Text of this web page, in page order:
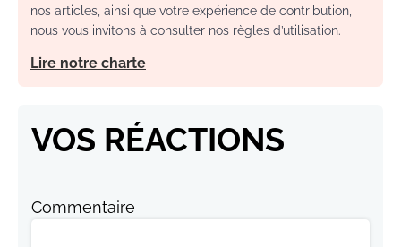
nos articles, ainsi que votre expérience de contribution,
nous vous invitons à consulter nos règles d’utilisation.
Lire notre charte
VOS RÉACTIONS
Commentaire